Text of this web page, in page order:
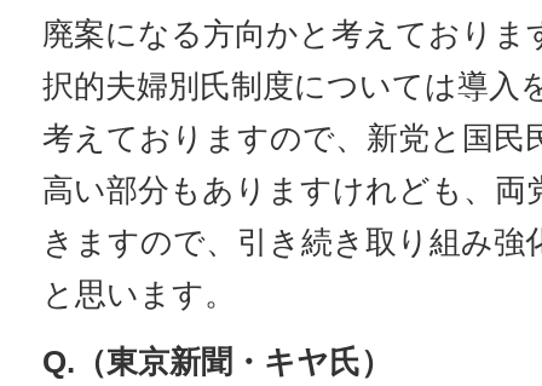
廃案になる方向かと考えておりま
択的夫婦別氏制度については導入
考えておりますので、新党と国民
高い部分もありますけれども、両
きますので、引き続き取り組み強
と思います。
Q.（東京新聞・キヤ氏）